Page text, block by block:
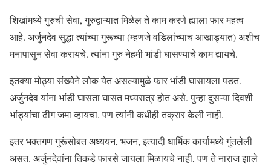
शिखांमध्ये गुरुची सेवा, गुरुद्वाऱ्यात मिळेल ते काम करणे ह्याला फार महत्व
आहे. अर्जुनदेव सुद्धा त्यांच्या गुरूच्या (म्हणजे वडिलांच्याच आखाड्यात) अशीच
मनापासुन सेवा करायचे. त्यांना गुरु नेहमी भांडी घासण्याचे काम द्यायचे.
इतक्या मोठ्या संख्येने लोक येत असल्यामुळे फार भांडी घासायला पडत.
अर्जुनदेव यांना भांडी घासता घासत मध्यरात्र होत असे. पुन्हा दुसऱ्या दिवशी
भांड्यांचा ढीग जमा व्हायचा. पण त्यांनी कधीही तक्रार केली नाही.
इतर भक्तगण गुरूंसोबत अध्ययन, भजन, इत्यादी धार्मिक कार्यामध्ये गुंतलेली
असत. अर्जुनदेवांना तिकडे फारसे जायला मिळायचे नाही, पण ते नाराज झाले